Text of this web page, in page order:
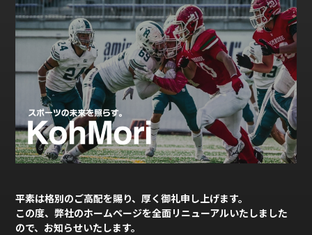
平素は格別のご高配を賜り、厚く御礼申し上げます。
この度、弊社のホームページを全面リニューアルいたしました
ので、お知らせいたします。